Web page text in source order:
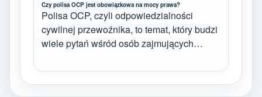
Czy polisa OCP jest obowiązkowa na mocy prawa?
Polisa OCP, czyli odpowiedzialności
cywilnej przewoźnika, to temat, który budzi
wiele pytań wśród osób zajmujących…